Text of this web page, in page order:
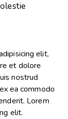
elit,
et dolore
nostrud
ea commodo
Lorem
elit.